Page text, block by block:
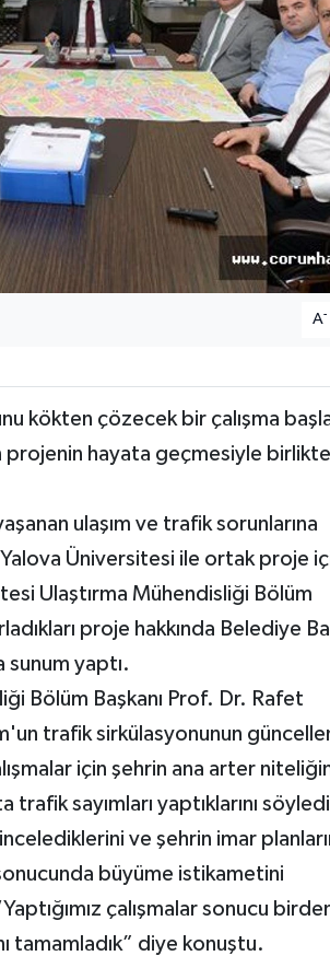
A-
kökten çözecek bir çalışma
projenin hayata geçmesiyle birlikte
ulaşım ve trafik sorunlarına
Üniversitesi ile ortak proje
Ulaştırma Mühendisliği Bölüm
proje hakkında Belediye
sunum yaptı.
Bölüm Başkanı Prof. Dr. Rafet
trafik sirkülasyonunun
için şehrin ana arter
sayımları yaptıklarını
ve şehrin imar
büyüme istikametini
çalışmalar sonucu
tamamladık” diye konuştu.